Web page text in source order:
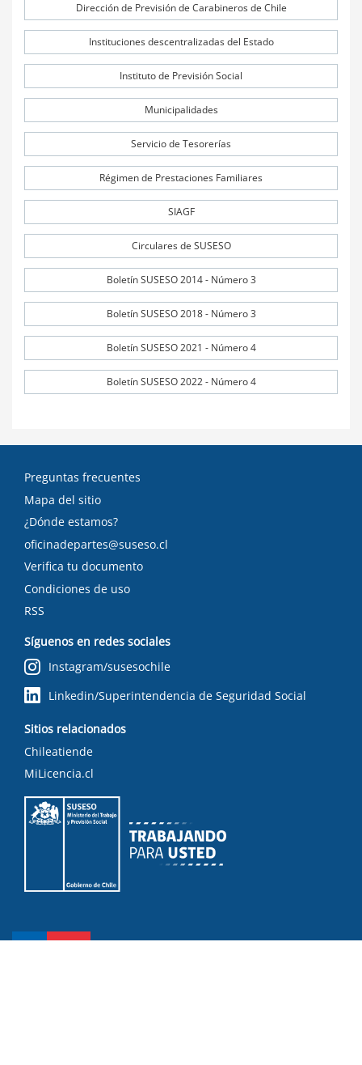
Dirección de Previsión de Carabineros de Chile
Instituciones descentralizadas del Estado
Instituto de Previsión Social
Municipalidades
Servicio de Tesorerías
Régimen de Prestaciones Familiares
SIAGF
Circulares de SUSESO
Boletín SUSESO 2014 - Número 3
Boletín SUSESO 2018 - Número 3
Boletín SUSESO 2021 - Número 4
Boletín SUSESO 2022 - Número 4
Preguntas frecuentes
Mapa del sitio
¿Dónde estamos?
oficinadepartes@suseso.cl
Verifica tu documento
Condiciones de uso
RSS
Síguenos en redes sociales
Instagram/susesochile
Linkedin/Superintendencia de Seguridad Social
Sitios relacionados
Chileatiende
MiLicencia.cl